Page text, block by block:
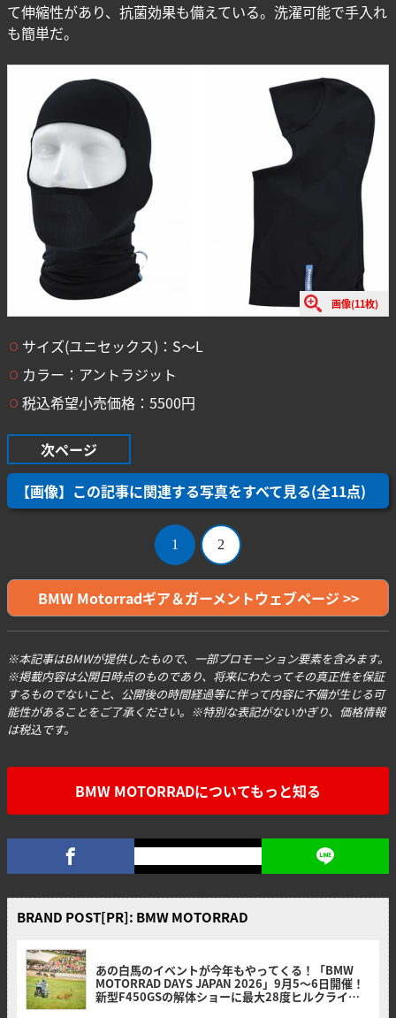
て伸縮性があり、抗菌効果も備えている。洗濯可能で手入れ
も簡単だ。
画像(11枚)
サイズ(ユニセックス)：S〜L
カラー：アントラジット
税込希望小売価格：5500円
次ページ
【画像】この記事に関連する写真をすべて見る(全11点)
1 2
BMW Motorradギア＆ガーメントウェブページ >>
※本記事はBMWが提供したもので、一部プロモーション要素を含みます。
※掲載内容は公開日時点のものであり、将来にわたってその真正性を保証
するものでないこと、公開後の時間経過等に伴って内容に不備が生じる可
能性があることをご了承ください。※特別な表記がないかぎり、価格情報
は税込です。
BMW MOTORRADについてもっと知る
BRAND POST[PR]: BMW MOTORRAD
あの白馬のイベントが今年もやってくる！「BMW
MOTORRAD DAYS JAPAN 2026」9月5〜6日開催！
新型F450GSの解体ショーに最大28度ヒルクライム